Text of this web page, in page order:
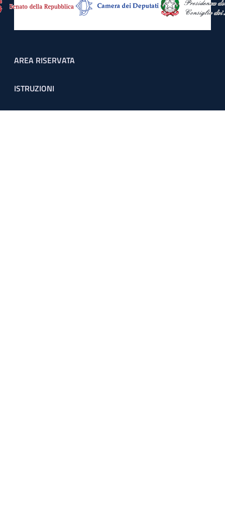
Footer menu
AREA RISERVATA
ISTRUZIONI